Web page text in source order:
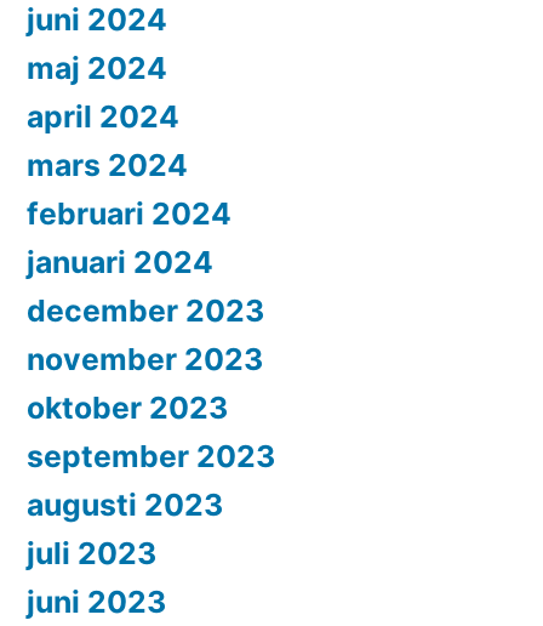
juni 2024
maj 2024
april 2024
mars 2024
februari 2024
januari 2024
december 2023
november 2023
oktober 2023
september 2023
augusti 2023
juli 2023
juni 2023